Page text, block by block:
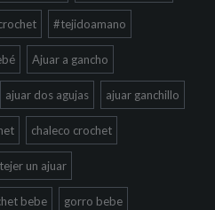
#tejidoamano
Ajuar a gancho
ajuar dos agujas ajuar ganchillo
chaleco crochet
un ajuar
bebe gorro bebe